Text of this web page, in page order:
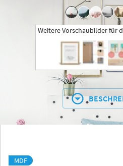
Weitere Vorschaubilder für
MDF